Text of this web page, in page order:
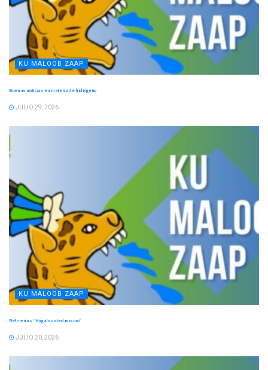
KU MALOOB ZAAP
Buenas noticias en materia de hidrógeno
JULIO 29, 2026
KU MALOOB ZAAP
Refinerías “Hágalo usted mismo”
JULIO 20, 2026